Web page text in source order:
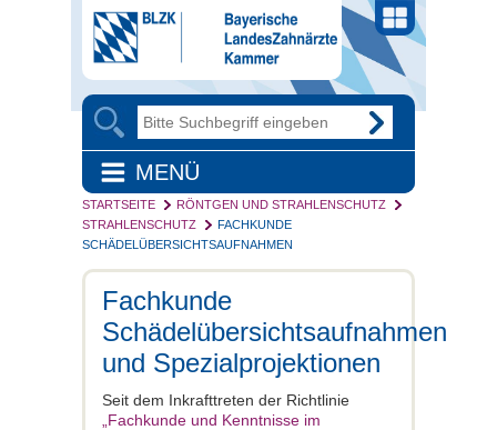
MENÜ
STARTSEITE
RÖNTGEN UND STRAHLENSCHUTZ
STRAHLENSCHUTZ
FACHKUNDE
SCHÄDELÜBERSICHTSAUFNAHMEN
Fachkunde
Schädelübersichtsaufnahmen
und Spezialprojektionen
Seit dem Inkrafttreten der Richtlinie
„Fachkunde und Kenntnisse im